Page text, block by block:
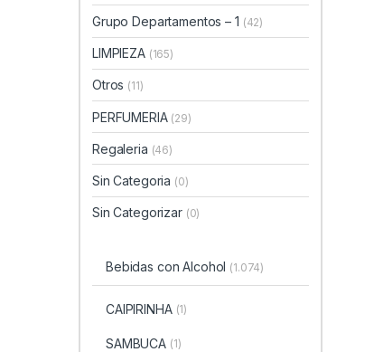
Grupo Departamentos – 1 (42)
LIMPIEZA (165)
Otros (11)
PERFUMERIA (29)
Regaleria (46)
Sin Categoria (0)
Sin Categorizar (0)
Bebidas con Alcohol (1.074)
CAIPIRINHA (1)
SAMBUCA (1)